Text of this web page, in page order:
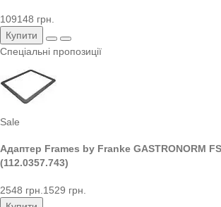
109148 грн.
Купити
Спеціальні пропозиції
Sale
Адаптер Frames by Franke GASTRONORM
(112.0357.743)
2548 грн. 1529 грн.